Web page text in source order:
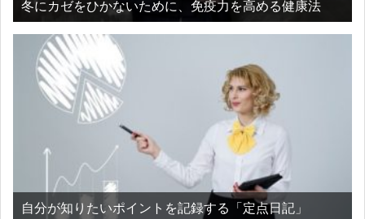
冬にカゼをひかないために、免疫力を高める健康法
自分が知りたいポイントを記録する「定点日記」